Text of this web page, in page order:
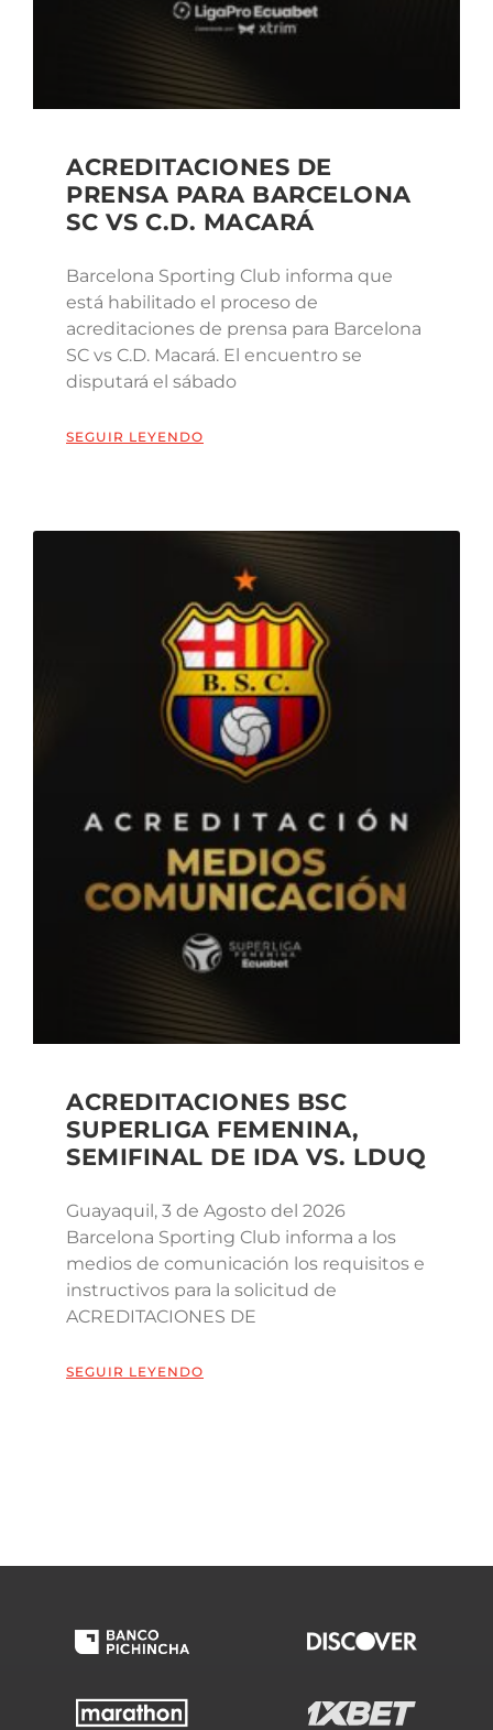
ACREDITACIONES DE
PRENSA PARA BARCELONA
SC VS C.D. MACARÁ
Barcelona Sporting Club informa que
está habilitado el proceso de
acreditaciones de prensa para Barcelona
SC vs C.D. Macará. El encuentro se
disputará el sábado
SEGUIR LEYENDO
ACREDITACIONES BSC
SUPERLIGA FEMENINA,
SEMIFINAL DE IDA VS. LDUQ
Guayaquil, 3 de Agosto del 2026
Barcelona Sporting Club informa a los
medios de comunicación los requisitos e
instructivos para la solicitud de
ACREDITACIONES DE
SEGUIR LEYENDO